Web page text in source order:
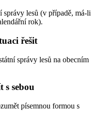
správy lesů (v případě, má-li
rok).
řešit
správy lesů na obecním
s sebou
písemnou formou s